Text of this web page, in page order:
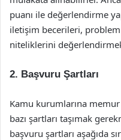
puanı ile değerlendirme
iletişim becerileri,
niteliklerini
2. Başvuru Şartları
Kamu kurumlarına
bazı şartları taşımak
başvuru şartları aşağıda